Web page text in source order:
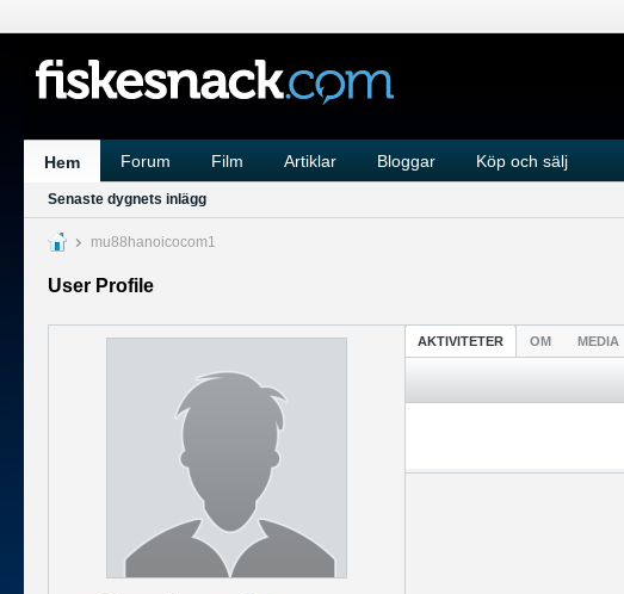
Hem Forum Film Artiklar Bloggar Köp och sälj
Senaste dygnets inlägg
mu88hanoicocom1
User Profile
AKTIVITETER OM MEDIA